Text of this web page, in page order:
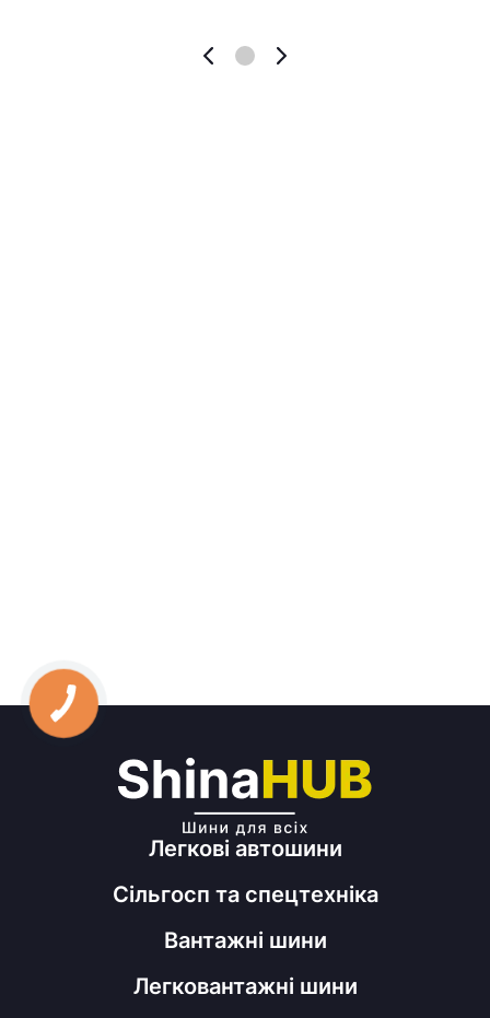
Легкові автошини
Сільгосп та спецтехніка
Вантажні шини
Легковантажні шини